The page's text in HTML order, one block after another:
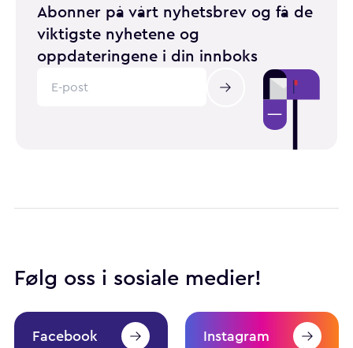
Abonner på vårt nyhetsbrev og få de
viktigste nyhetene og
oppdateringene i din innboks
Følg oss i sosiale medier!
Facebook Instagram